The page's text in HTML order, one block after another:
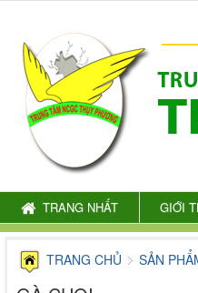
TRANG NHẤT GIỚI
TRANG CHỦ SẢN